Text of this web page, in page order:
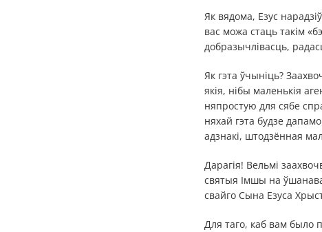
Як вядома, Езус
вас можа стаць такім
добразычлівасць,
Як гэта ўчыніць?
якія, нібы маленькія
няпростую для сябе
няхай гэта будзе
адзнакі, штодзённая
Дарагія! Вельмі
святыя Імшы на
свайго Сына Езуса
Для таго, каб вам было